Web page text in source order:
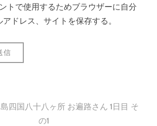
トで使用するためブラウザーに自分
ドレス、サイトを保存する。
四国八十八ヶ所 お遍路さん 1日目 そ
の1